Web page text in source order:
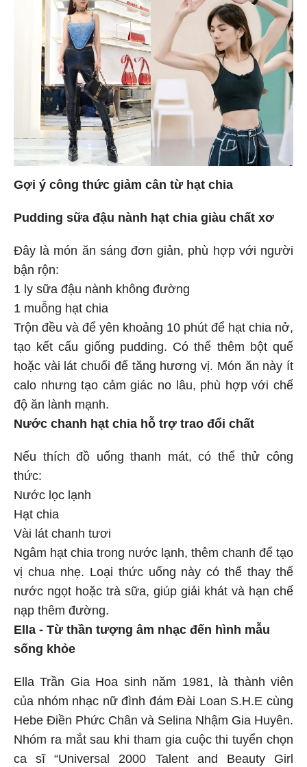
Gợi ý công thức giảm cân từ hạt chia
Pudding sữa đậu nành hạt chia giàu chất xơ
Đây là món ăn sáng đơn giản, phù hợp với người
bận rộn:
1 ly sữa đậu nành không đường
1 muỗng hạt chia
Trộn đều và để yên khoảng 10 phút để hạt chia nở,
tạo kết cấu giống pudding. Có thể thêm bột quế
hoặc vài lát chuối để tăng hương vị. Món ăn này ít
calo nhưng tạo cảm giác no lâu, phù hợp với chế
độ ăn lành mạnh.
Nước chanh hạt chia hỗ trợ trao đổi chất
Nếu thích đồ uống thanh mát, có thể thử công
thức:
Nước lọc lạnh
Hạt chia
Vài lát chanh tươi
Ngâm hạt chia trong nước lạnh, thêm chanh để tạo
vị chua nhẹ. Loại thức uống này có thể thay thế
nước ngọt hoặc trà sữa, giúp giải khát và hạn chế
nạp thêm đường.
Ella - Từ thần tượng âm nhạc đến hình mẫu
sống khỏe
Ella Trần Gia Hoa sinh năm 1981, là thành viên
của nhóm nhạc nữ đình đám Đài Loan S.H.E cùng
Hebe Điền Phức Chân và Selina Nhậm Gia Huyên.
Nhóm ra mắt sau khi tham gia cuộc thi tuyển chọn
ca sĩ “Universal 2000 Talent and Beauty Girl